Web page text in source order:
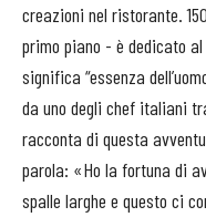
creazioni nel ristorante.
primo piano - è dedicato
significa “essenza
da uno degli chef italiani
racconta di questa
parola: «Ho la fortuna di
spalle larghe e questo ci